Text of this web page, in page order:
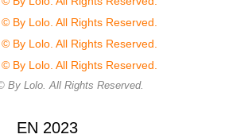
By Lolo. All Rights Reserved.
EN 2023